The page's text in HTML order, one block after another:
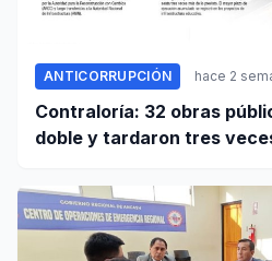
ANTICORRUPCIÓN hace 2
Contraloría: 32 obras
doble y tardaron tres